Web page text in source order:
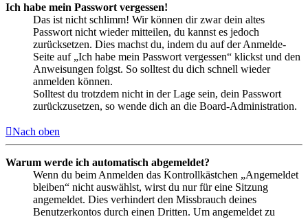
Ich habe mein Passwort vergessen!
Das ist nicht schlimm! Wir können dir zwar dein altes
Passwort nicht wieder mitteilen, du kannst es jedoch
zurücksetzen. Dies machst du, indem du auf der Anmelde-
Seite auf „Ich habe mein Passwort vergessen“ klickst und den
Anweisungen folgst. So solltest du dich schnell wieder
anmelden können.
Solltest du trotzdem nicht in der Lage sein, dein Passwort
zurückzusetzen, so wende dich an die Board-Administration.
Nach oben
Warum werde ich automatisch abgemeldet?
Wenn du beim Anmelden das Kontrollkästchen „Angemeldet
bleiben“ nicht auswählst, wirst du nur für eine Sitzung
angemeldet. Dies verhindert den Missbrauch deines
Benutzerkontos durch einen Dritten. Um angemeldet zu